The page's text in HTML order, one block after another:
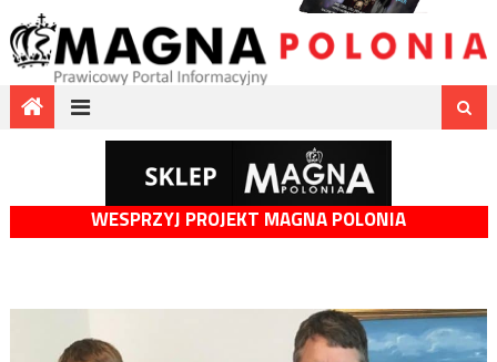
WESPRZYJ PROJEKT MAGNA POLONIA